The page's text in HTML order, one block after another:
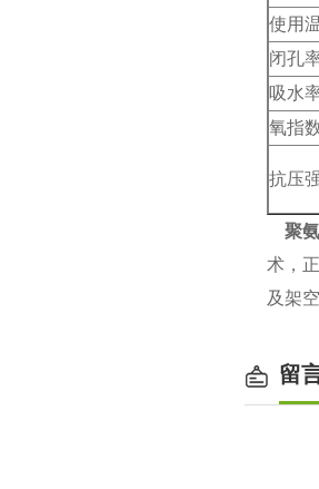
使用
闭孔
吸水
氧指
抗压
聚
术，
及架
留